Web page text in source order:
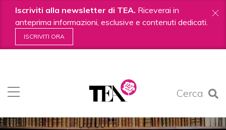
Iscriviti alla newsletter di TEA. Riceverai in
anteprima informazioni, esclusive e contenuti dedicati.
ISCRIVITI ORA
Cerca
contenuti.
|
navigazione